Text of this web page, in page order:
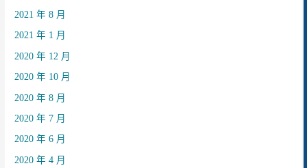
2021 年 8 月
2021 年 1 月
2020 年 12 月
2020 年 10 月
2020 年 8 月
2020 年 7 月
2020 年 6 月
2020 年 4 月